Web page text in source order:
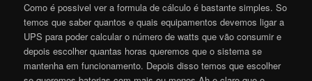
Como é possivel ver a formula de cálculo é bastante simples. So
temos que saber quantos e quais equipamentos devemos ligar a
UPS para poder calcular o número de watts que vão consumir e
depois escolher quantas horas queremos que o sistema se
mantenha em funcionamento. Depois disso temos que escolher